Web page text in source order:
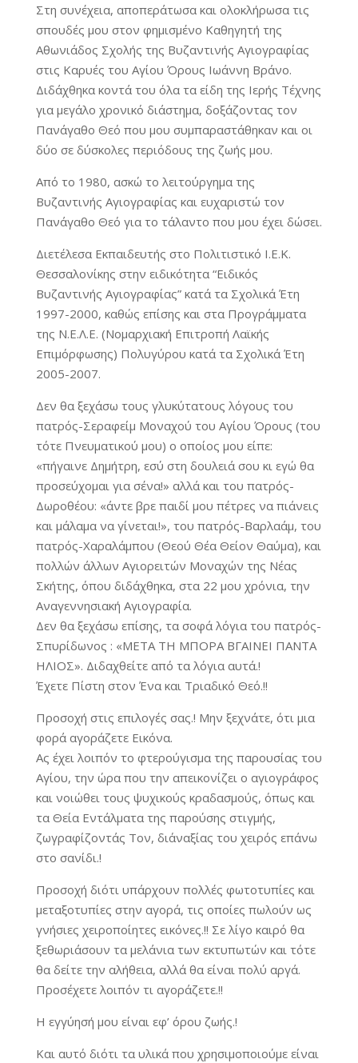
Στη συνέχεια, αποπεράτωσα και ολοκλήρωσα τις
σπουδές μου στον φημισμένο Καθηγητή της
Αθωνιάδος Σχολής της Βυζαντινής Αγιογραφίας
στις Καρυές του Αγίου Όρους Ιωάννη Βράνο.
Διδάχθηκα κοντά του όλα τα είδη της Ιερής Τέχνης
για μεγάλο χρονικό διάστημα, δοξάζοντας τον
Πανάγαθο Θεό που μου συμπαραστάθηκαν και οι
δύο σε δύσκολες περιόδους της ζωής μου.
Από το 1980, ασκώ το λειτούργημα της
Βυζαντινής Αγιογραφίας και ευχαριστώ τον
Πανάγαθο Θεό για το τάλαντο που μου έχει δώσει.
Διετέλεσα Εκπαιδευτής στο Πολιτιστικό Ι.Ε.Κ.
Θεσσαλονίκης στην ειδικότητα “Ειδικός
Βυζαντινής Αγιογραφίας” κατά τα Σχολικά Έτη
1997-2000, καθώς επίσης και στα Προγράμματα
της Ν.Ε.Λ.Ε. (Νομαρχιακή Επιτροπή Λαϊκής
Επιμόρφωσης) Πολυγύρου κατά τα Σχολικά Έτη
2005-2007.
Δεν θα ξεχάσω τους γλυκύτατους λόγους του
πατρός-Σεραφείμ Μοναχού του Αγίου Όρους (του
τότε Πνευματικού μου) ο οποίος μου είπε:
«πήγαινε Δημήτρη, εσύ στη δουλειά σου κι εγώ θα
προσεύχομαι για σένα!» αλλά και του πατρός-
Δωροθέου: «άντε βρε παιδί μου πέτρες να πιάνεις
και μάλαμα να γίνεται!», του πατρός-Βαρλαάμ, του
πατρός-Χαραλάμπου (Θεού Θέα Θείον Θαύμα), και
πολλών άλλων Αγιορειτών Μοναχών της Νέας
Σκήτης, όπου διδάχθηκα, στα 22 μου χρόνια, την
Αναγεννησιακή Αγιογραφία.
Δεν θα ξεχάσω επίσης, τα σοφά λόγια του πατρός-
Σπυρίδωνος : «ΜΕΤΑ ΤΗ ΜΠΟΡΑ ΒΓΑΙΝΕΙ ΠΑΝΤΑ
ΗΛΙΟΣ». Διδαχθείτε από τα λόγια αυτά.!
Έχετε Πίστη στον Ένα και Τριαδικό Θεό.!!
Προσοχή στις επιλογές σας.! Μην ξεχνάτε, ότι μια
φορά αγοράζετε Εικόνα.
Ας έχει λοιπόν το φτερούγισμα της παρουσίας του
Αγίου, την ώρα που την απεικονίζει ο αγιογράφος
και νοιώθει τους ψυχικούς κραδασμούς, όπως και
τα Θεία Εντάλματα της παρούσης στιγμής,
ζωγραφίζοντάς Τον, δι΄αναξίας του χειρός επάνω
στο σανίδι.!
Προσοχή διότι υπάρχουν πολλές φωτοτυπίες και
μεταξοτυπίες στην αγορά, τις οποίες πωλούν ως
γνήσιες χειροποίητες εικόνες.!! Σε λίγο καιρό θα
ξεθωριάσουν τα μελάνια των εκτυπωτών και τότε
θα δείτε την αλήθεια, αλλά θα είναι πολύ αργά.
Προσέχετε λοιπόν τι αγοράζετε.!!
Η εγγύησή μου είναι εφ’ όρου ζωής.!
Και αυτό διότι τα υλικά που χρησιμοποιούμε είναι